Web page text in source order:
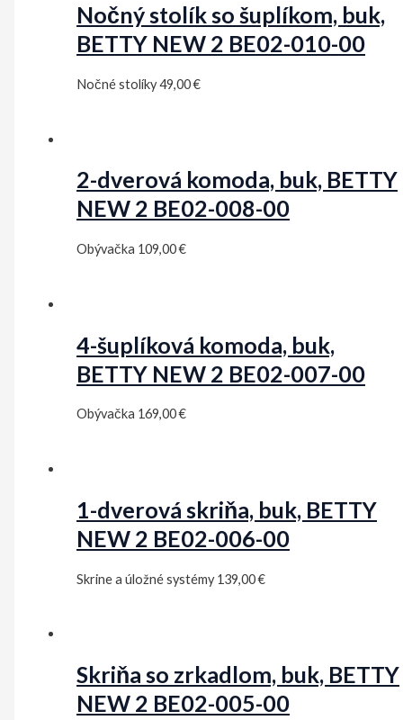
Nočný stolík so šuplíkom, buk,
BETTY NEW 2 BE02-010-00
Nočné stolíky49,00€
2-dverová komoda, buk, BETTY
NEW 2 BE02-008-00
Obývačka 109,00€
4-šuplíková komoda, buk,
BETTY NEW 2 BE02-007-00
Obývačka 169,00€
1-dverová skriňa, buk, BETTY
NEW 2 BE02-006-00
Skrine a úložné systémy139,00€
Skriňa so zrkadlom, buk, BETTY
NEW 2 BE02-005-00